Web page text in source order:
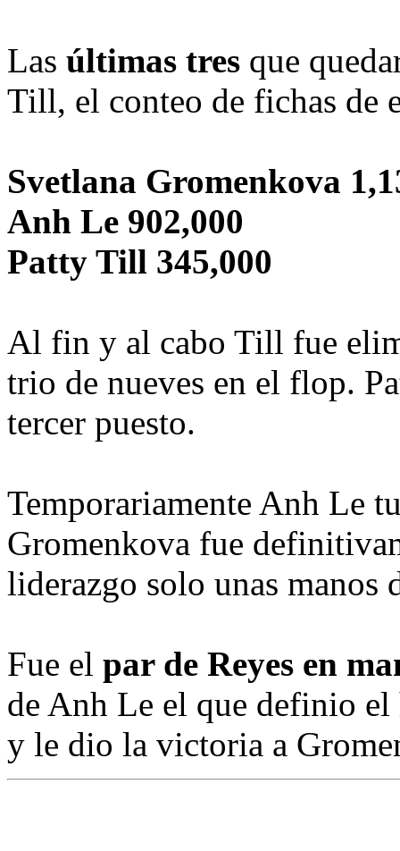
Las últimas tres que
Till, el conteo de fichas de
Svetlana Gromenkova
Anh Le 902,000
Patty Till 345,000
Al fin y al cabo Till fue
trio de nueves en el flop.
tercer puesto.
Temporariamente Anh Le
Gromenkova fue
liderazgo solo unas manos
Fue el par de Reyes en
de Anh Le el que definio
y le dio la victoria a